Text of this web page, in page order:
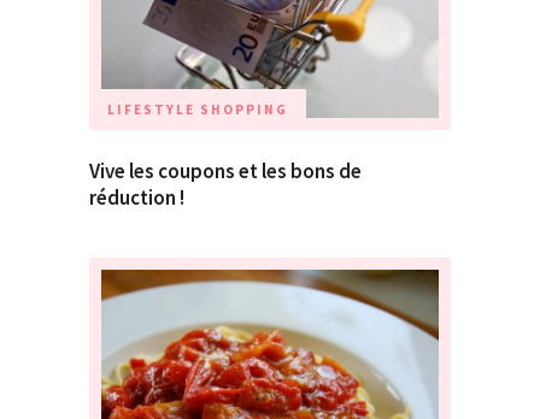
LIFESTYLE SHOPPING
Vive les coupons et les bons de
réduction !